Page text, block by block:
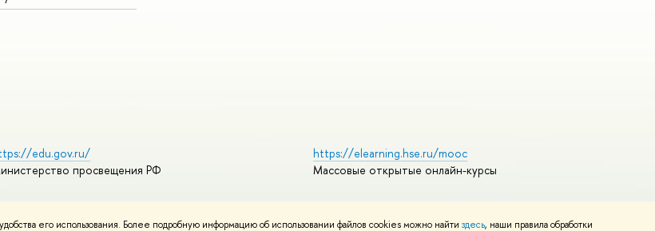
его использования. Более подробную информацию об использовании файлов cookies можно найти здесь, наши правила обработки
edu.gov.ru/
просвещения РФ
https://elearning.hse.ru/mooc
Массовые открытые онлайн-курсы
Редактору